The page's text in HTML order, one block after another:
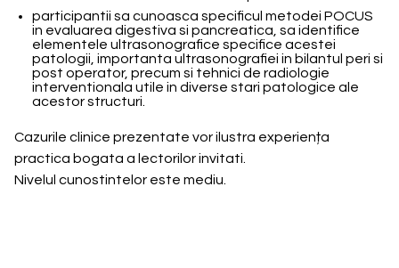
participantii sa cunoasca specificul metodei POCUS
in evaluarea digestiva si pancreatica, sa identifice
elementele ultrasonografice specifice acestei
patologii, importanta ultrasonografiei in bilantul peri si
post operator, precum si tehnici de radiologie
interventionala utile in diverse stari patologice ale
acestor structuri.
Cazurile clinice prezentate vor ilustra experiența
practica bogata a lectorilor invitati.
Nivelul cunostintelor este mediu.